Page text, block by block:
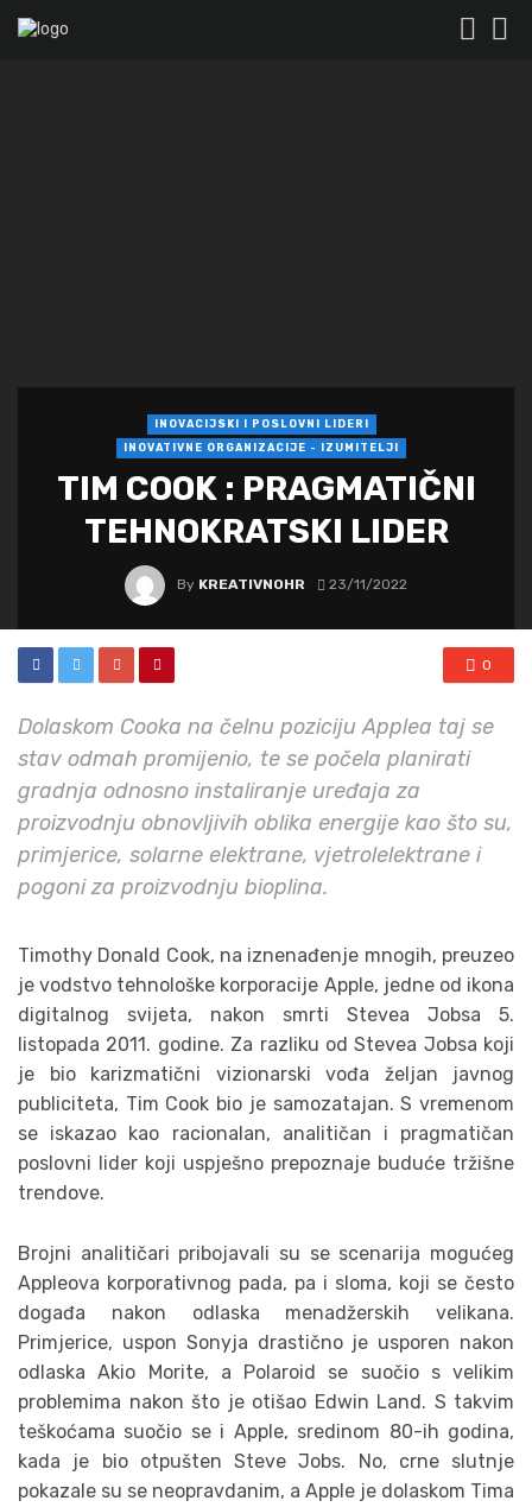
INOVACIJSKI I POSLOVNI LIDERI
INOVATIVNE ORGANIZACIJE - IZUMITELJI
TIM COOK : PRAGMATIČNI
TEHNOKRATSKI LIDER
By KREATIVNOHR 23/11/2022
0
Dolaskom Cooka na čelnu poziciju Applea taj se
stav odmah promijenio, te se počela planirati
gradnja odnosno instaliranje uređaja za
proizvodnju obnovljivih oblika energije kao što su,
primjerice, solarne elektrane, vjetrolelektrane i
pogoni za proizvodnju bioplina.
Timothy Donald Cook, na iznenađenje mnogih, preuzeo
je vodstvo tehnološke korporacije Apple, jedne od ikona
digitalnog svijeta, nakon smrti Stevea Jobsa 5.
listopada 2011. godine. Za razliku od Stevea Jobsa koji
je bio karizmatični vizionarski vođa željan javnog
publiciteta, Tim Cook bio je samozatajan. S vremenom
se iskazao kao racionalan, analitičan i pragmatičan
poslovni lider koji uspješno prepoznaje buduće tržišne
trendove.
Brojni analitičari pribojavali su se scenarija mogućeg
Appleova korporativnog pada, pa i sloma, koji se često
događa nakon odlaska menadžerskih velikana.
Primjerice, uspon Sonyja drastično je usporen nakon
odlaska Akio Morite, a Polaroid se suočio s velikim
problemima nakon što je otišao Edwin Land. S takvim
teškoćama suočio se i Apple, sredinom 80-ih godina,
kada je bio otpušten Steve Jobs. No, crne slutnje
pokazale su se neopravdanim, a Apple je dolaskom Tima